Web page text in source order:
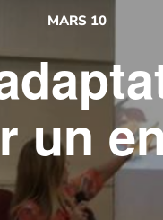
MARS 10
un